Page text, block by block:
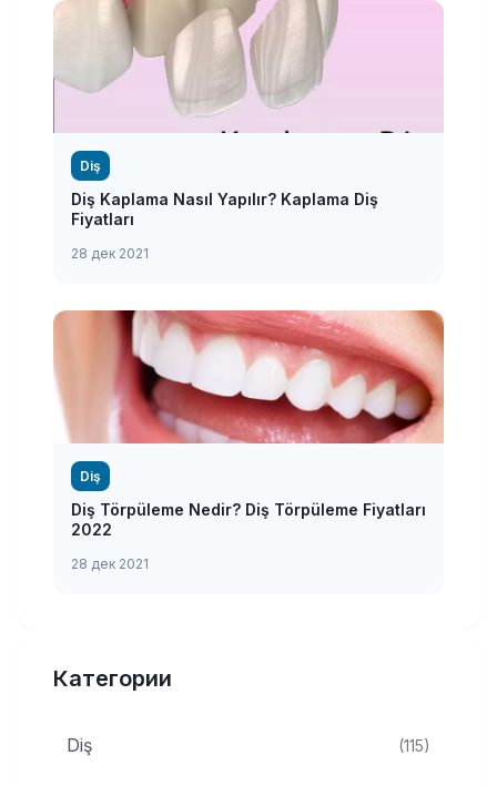
Diş
Diş Kaplama Nasıl Yapılır? Kaplama Diş
Fiyatları
28 дек 2021
Diş
Diş Törpüleme Nedir? Diş Törpüleme Fiyatları
2022
28 дек 2021
Категории
Diş (115)